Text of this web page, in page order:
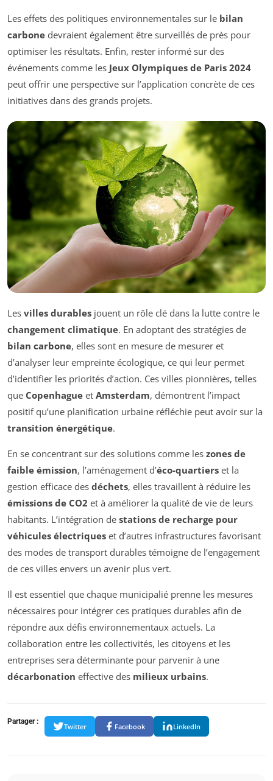
Les effets des politiques environnementales sur le bilan
carbone devraient également être surveillés de près pour
optimiser les résultats. Enfin, rester informé sur des
événements comme les Jeux Olympiques de Paris 2024
peut offrir une perspective sur l’application concrète de ces
initiatives dans des grands projets.
Les villes durables jouent un rôle clé dans la lutte contre le
changement climatique. En adoptant des stratégies de
bilan carbone, elles sont en mesure de mesurer et
d’analyser leur empreinte écologique, ce qui leur permet
d’identifier les priorités d’action. Ces villes pionnières, telles
que Copenhague et Amsterdam, démontrent l’impact
positif qu’une planification urbaine réfléchie peut avoir sur la
transition énergétique.
En se concentrant sur des solutions comme les zones de
faible émission, l’aménagement d’éco-quartiers et la
gestion efficace des déchets, elles travaillent à réduire les
émissions de CO2 et à améliorer la qualité de vie de leurs
habitants. L’intégration de stations de recharge pour
véhicules électriques et d’autres infrastructures favorisant
des modes de transport durables témoigne de l’engagement
de ces villes envers un avenir plus vert.
Il est essentiel que chaque municipalié prenne les mesures
nécessaires pour intégrer ces pratiques durables afin de
répondre aux défis environnementaux actuels. La
collaboration entre les collectivités, les citoyens et les
entreprises sera déterminante pour parvenir à une
décarbonation effective des milieux urbains.
Partager :
Twitter Facebook LinkedIn